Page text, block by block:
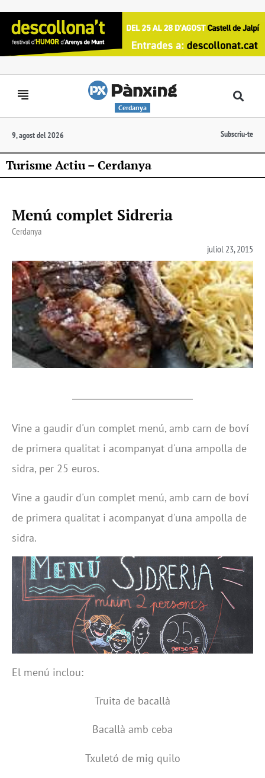
Cerdanya
9, agost del 2026 Subscriu-te
Turisme Actiu – Cerdanya
Menú complet Sidreria
Cerdanya
juliol 23, 2015
Vine a gaudir d'un complet menú, amb carn de boví
de primera qualitat i acompanyat d'una ampolla de
sidra, per 25 euros.
Vine a gaudir d'un complet menú, amb carn de boví
de primera qualitat i acompanyat d'una ampolla de
sidra.
El menú inclou:
Truita de bacallà
Bacallà amb ceba
Txuletó de mig quilo